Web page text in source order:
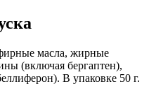
масла, жирные
(включая бергаптен),
В упаковке 50 г.